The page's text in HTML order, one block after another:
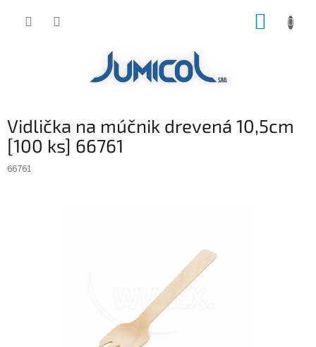
Vidlička na múčnik drevená 10,5cm
[100 ks] 66761
66761